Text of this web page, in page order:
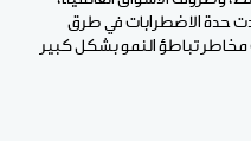
حدة الاضطرابات في طرق
مخاطر تباطؤ النمو بشكل كبير